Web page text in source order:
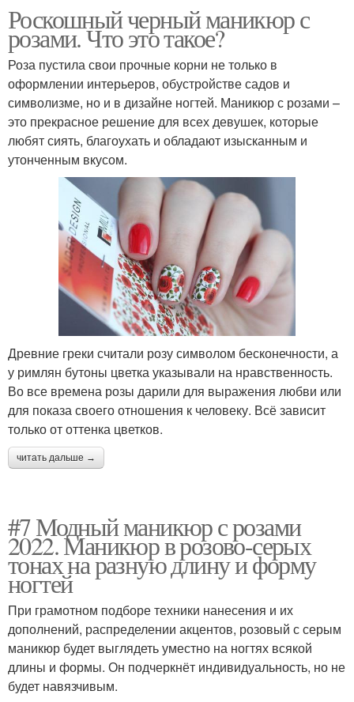
Роскошный черный маникюр с
розами. Что это такое?
Роза пустила свои прочные корни не только в
оформлении интерьеров, обустройстве садов и
символизме, но и в дизайне ногтей. Маникюр с розами –
это прекрасное решение для всех девушек, которые
любят сиять, благоухать и обладают изысканным и
утонченным вкусом.
Древние греки считали розу символом бесконечности, а
у римлян бутоны цветка указывали на нравственность.
Во все времена розы дарили для выражения любви или
для показа своего отношения к человеку. Всё зависит
только от оттенка цветков.
читать дальше →
#7 Модный маникюр с розами
2022. Маникюр в розово-серых
тонах на разную длину и форму
ногтей
При грамотном подборе техники нанесения и их
дополнений, распределении акцентов, розовый с серым
маникюр будет выглядеть уместно на ногтях всякой
длины и формы. Он подчеркнёт индивидуальность, но не
будет навязчивым.